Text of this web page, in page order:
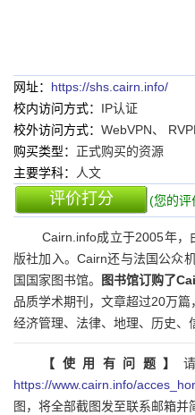
网址： https://shs.cairn.info/
校内访问方式： IP认证
校外访问方式： WebVPN、
购买类型： 正式购买的资源
主要学科：
人文
评价打分 (您的评
Cairn.info成立于2005年，
版社加入。Cairn还与法国公众
国国家图书馆。
图书馆订购了
品质学术期刊，文章超过20万
经济管理、法律、地理、历史
【使用有问题】
https://www.cairn.info/
图，将全部截图发至联系邮箱并